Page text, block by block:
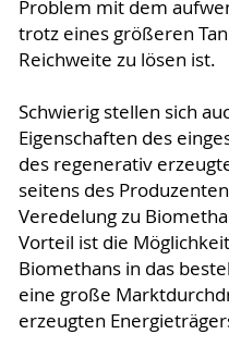
Problem mit dem
trotz eines größeren
Reichweite zu lösen ist.
Schwierig stellen sich
Eigenschaften des
des regenerativ
seitens des
Veredelung zu
Vorteil ist die
Biomethans in das
eine große
erzeugten